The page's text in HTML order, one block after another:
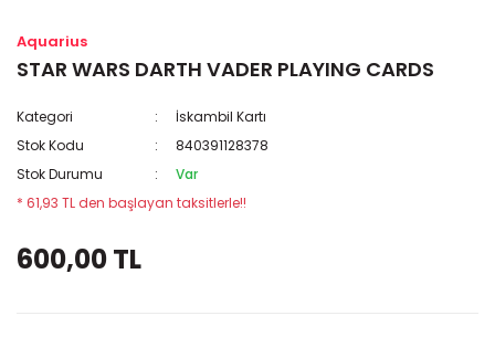
Aquarius
STAR WARS DARTH VADER PLAYING CARDS
Kategori
İskambil Kartı
Stok Kodu
840391128378
Stok Durumu
Var
* 61,93 TL den başlayan taksitlerle!!
600,00 TL